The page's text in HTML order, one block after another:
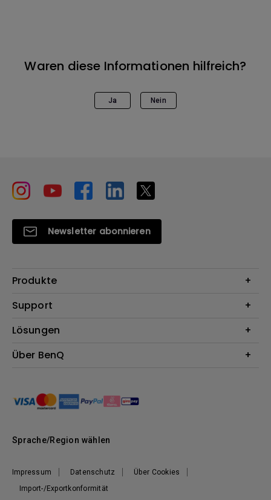
Waren diese Informationen hilfreich?
Ja Nein
Newsletter abonnieren
Produkte
Beamer
Lampen
Webcams
Support
Kontakt
Reparaturservice
BenQ Blog
Lösungen
Für Unternehmen
Über BenQ
Nachhaltigkeit
News
Impressum Datenschutz
Über Cookies
Import-/Exportkonformität
Sprache/Region wählen